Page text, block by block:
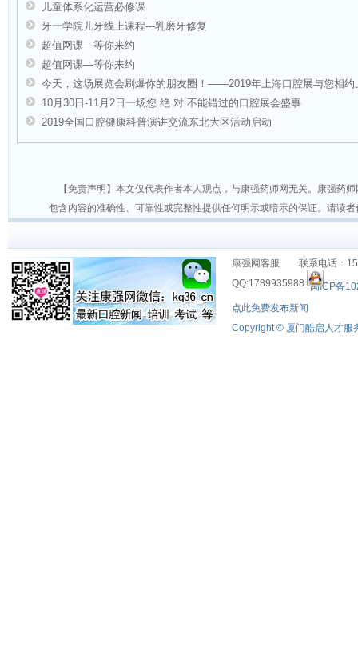
儿童体系化运营必修课
牙一学院儿牙线上课程---乳磨牙修复
超值网课—等你来约
超值网课—等你来约
今天，这场展览会刷爆你的朋友圈！——2019年上海口腔展与您相约
10月30日-11月2日一场您 绝 对 不能错过的口腔展会盛事
2019全国口腔健康科普演讲交流东北大区活动启动
【免责声明】本文仅代表作者本人观点，与康强药师网无关。康强药
包含内容的准确性、可靠性或完整性提供任何明示或暗示的保证。请读
康强网客服 联系电话：
QQ:1789935988 闽ICP备
点此免费发布新闻
Copyright © 厦门酷启人才服